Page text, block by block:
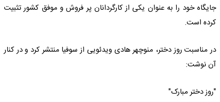
جایگاه خود را به عنوان یکی از کارگردانان پر فروش و موفق کشور تثبیت
کرده است.
در مناسبت روز دختر، منوچهر هادی ویدئویی از سوفیا منتشر کرد و در کنار
آن نوشت:
"روز دختر مبارک"